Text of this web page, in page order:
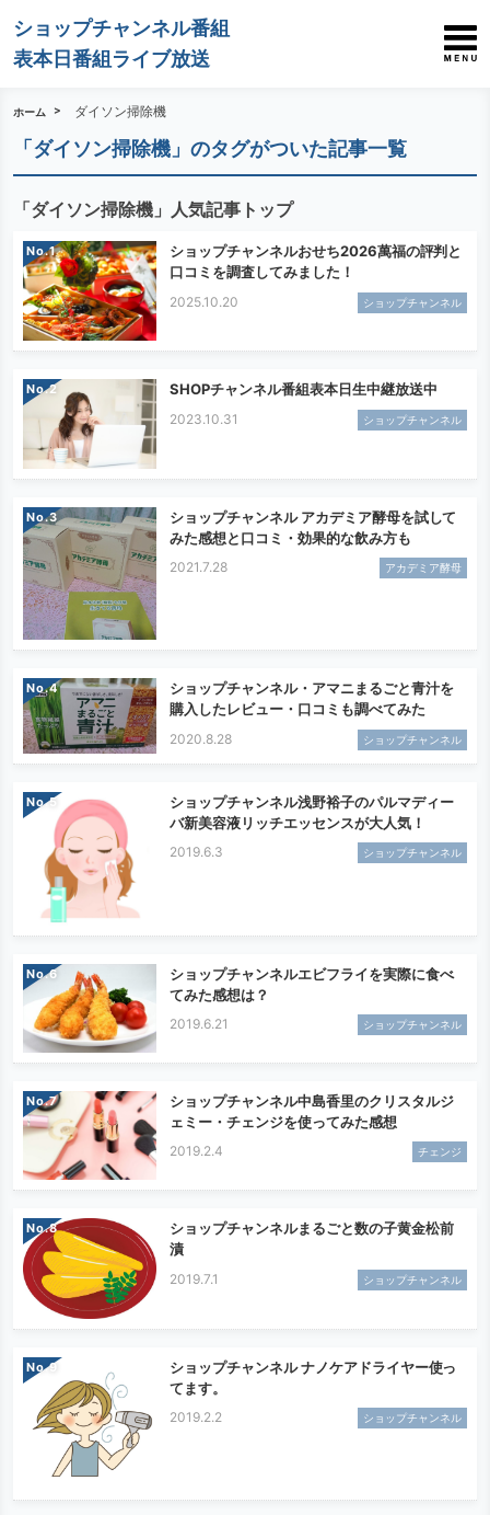
ショップチャンネル番組
表本日番組ライブ放送
ホーム ダイソン掃除機
「ダイソン掃除機」のタグがついた記事一覧
「ダイソン掃除機」人気記事トップ
No.
ショップチャンネルおせち2026萬福の評判と
口コミを調査してみました！
2025.10.20 ショップチャンネル
No. SHOPチャンネル番組表本日生中継放送中
2023.10.31 ショップチャンネル
No.
ショップチャンネル アカデミア酵母を試して
みた感想と口コミ・効果的な飲み方も
2021.7.28 アカデミア酵母
No.
ショップチャンネル・アマニまるごと青汁を
購入したレビュー・口コミも調べてみた
2020.8.28 ショップチャンネル
No.
ショップチャンネル浅野裕子のパルマディー
バ新美容液リッチエッセンスが大人気！
2019.6.3 ショップチャンネル
No.
ショップチャンネルエビフライを実際に食べ
てみた感想は？
2019.6.21 ショップチャンネル
No.
ショップチャンネル中島香里のクリスタルジ
ェミー・チェンジを使ってみた感想
2019.2.4 チェンジ
No.
ショップチャンネルまるごと数の子黄金松前
漬
2019.7.1 ショップチャンネル
No.
ショップチャンネル ナノケアドライヤー使っ
てます。
2019.2.2 ショップチャンネル